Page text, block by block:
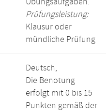
Prüfungsleistung:
Klausur oder
mündliche Prüfung
Deutsch,
Die Benotung
erfolgt mit 0 bis 15
Punkten gemäß der